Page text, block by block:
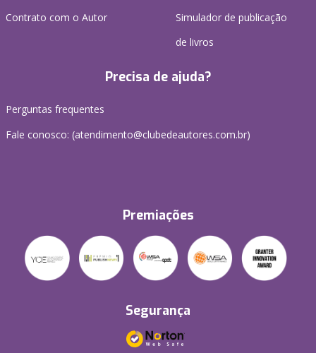
Contrato com o Autor
Simulador de publicação
de livros
Precisa de ajuda?
Perguntas frequentes
Fale conosco: (atendimento@clubedeautores.com.br)
Premiações
Segurança